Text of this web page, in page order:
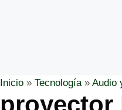
Inicio » Tecnología» Audio
proyector